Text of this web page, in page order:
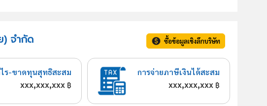
) จำกัด ซื้อข้อมูลเชิงลึกบริษัท
ร-ขาดทุนสุทธิสะสม
xxx,xxx,xxx ฿
การจ่ายภาษีเงินได้สะสม
xxx,xxx,xxx ฿